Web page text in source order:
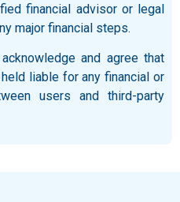
financial advisor or legal
major financial steps.
and agree that
liable for any financial or
users and third-party